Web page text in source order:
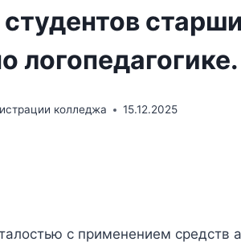
логопедагогике.
колледжа 15.12.2025
с применением средств